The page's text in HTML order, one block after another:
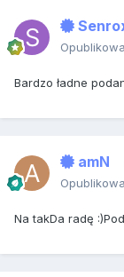
Bardzo ładne
amN
Na takDa radę